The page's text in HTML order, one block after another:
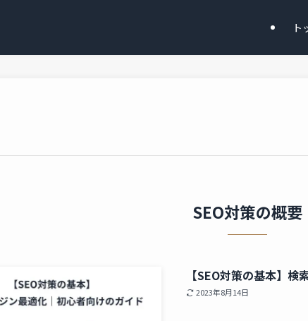
ト
SEO対策の概要
【SEO対策の基本】
2023年8月14日